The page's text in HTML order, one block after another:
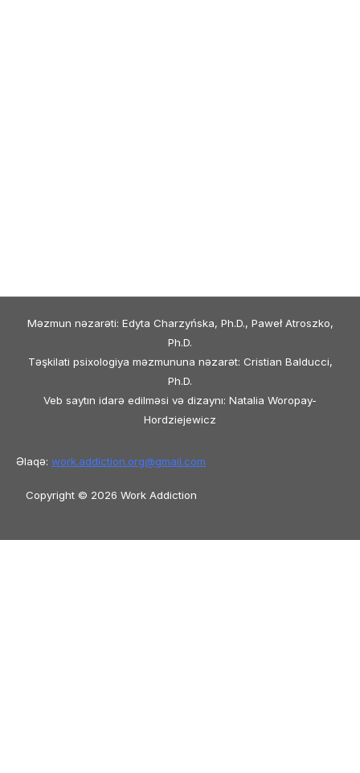
Məzmun nəzarəti: Edyta Charzyńska, Ph.D., Paweł Atroszko,
Ph.D.
Təşkilati psixologiya məzmununa nəzarət: Cristian Balducci,
Ph.D.
Veb saytın idarə edilməsi və dizaynı: Natalia Woropay-
Hordziejewicz
Əlaqə: work.addiction.org@gmail.com
Copyright © 2026 Work Addiction